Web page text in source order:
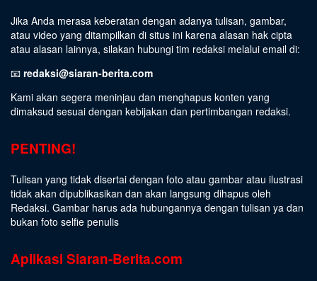
Jika Anda merasa keberatan dengan adanya tulisan, gambar,
atau video yang ditampilkan di situs ini karena alasan hak cipta
atau alasan lainnya, silakan hubungi tim redaksi melalui email di:
📧 redaksi@siaran-berita.com
Kami akan segera meninjau dan menghapus konten yang
dimaksud sesuai dengan kebijakan dan pertimbangan redaksi.
PENTING!
Tulisan yang tidak disertai dengan foto atau gambar atau ilustrasi
tidak akan dipublikasikan dan akan langsung dihapus oleh
Redaksi. Gambar harus ada hubungannya dengan tulisan ya dan
bukan foto selfie penulis
Aplikasi Siaran-Berita.com